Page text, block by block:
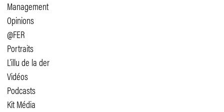
Management
Opinions
@FER
Portraits
L'illu de la der
Vidéos
Podcasts
Kit Média